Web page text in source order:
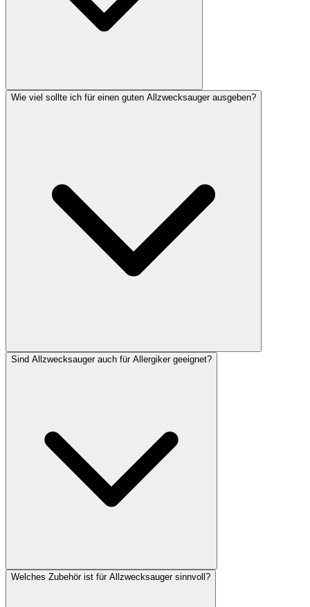
Wie viel sollte ich für einen guten Allzwecksauger ausgeben?
Sind Allzwecksauger auch für Allergiker geeignet?
Welches Zubehör ist für Allzwecksauger sinnvoll?